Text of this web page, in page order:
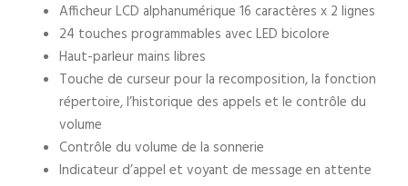
Afficheur LCD alphanumérique 16 caractères x 2 lignes
24 touches programmables avec LED bicolore
Haut-parleur mains libres
Touche de curseur pour la recomposition, la fonction
répertoire, l’historique des appels et le contrôle du
volume
Contrôle du volume de la sonnerie
Indicateur d’appel et voyant de message en attente